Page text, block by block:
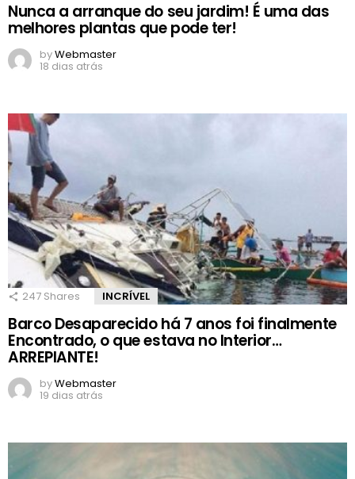
Nunca a arranque do seu jardim! É uma das
melhores plantas que pode ter!
byWebmaster
18 dias atrás
247 Shares INCRÍVEL
Barco Desaparecido há 7 anos foi finalmente
Encontrado, o que estava no Interior…
ARREPIANTE!
byWebmaster
19 dias atrás